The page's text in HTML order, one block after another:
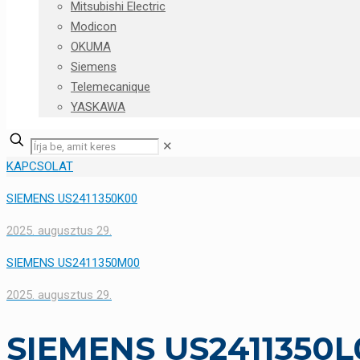
Mitsubishi Electric
Modicon
OKUMA
Siemens
Telemecanique
YASKAWA
✕
KAPCSOLAT
SIEMENS US2411350K00
2025. augusztus 29.
SIEMENS US2411350M00
2025. augusztus 29.
SIEMENS